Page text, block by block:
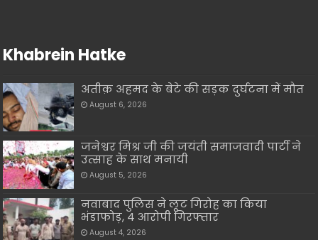
Khabrein Hatke
अतीक़ अहमद के बेटे की सड़क दुर्घटना में मौत
August 6, 2026
जनेश्वर मिश्र जी की जयंती समाजवादी पार्टी ने
उत्साह के साथ मनायी
August 5, 2026
नवाबाद पुलिस ने लूट गिरोह का किया
भंडाफोड़, 4 आरोपी गिरफ्तार
August 4, 2026